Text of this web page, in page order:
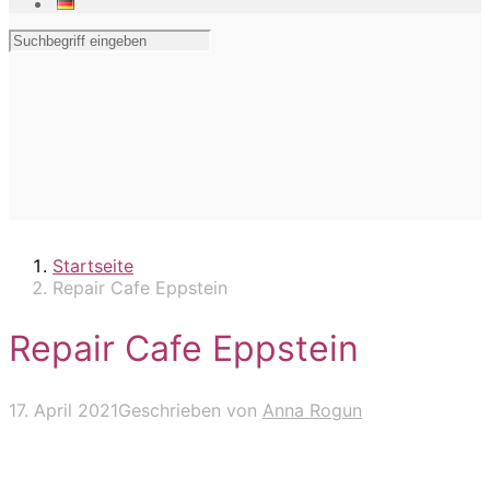
Startseite
Repair Cafe Eppstein
Repair Cafe Eppstein
17. April 2021Geschrieben von Anna Rogun